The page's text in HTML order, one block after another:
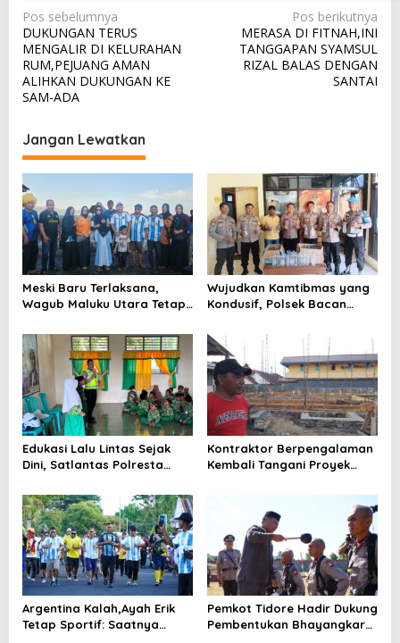
N
a
v
i
a
s
i
p
o
s
Pos sebelumnya
DUKUNGAN TERUS
MENGALIR DI KELURAHAN
RUM,PEJUANG AMAN
ALIHKAN DUKUNGAN KE
SAM-ADA
Pos berikutnya
MERASA DI FITNAH,INI
TANGGAPAN SYAMSUL
RIZAL BALAS DENGAN
SANTAI
Jangan Lewatkan
Meski Baru Terlaksana,
Wagub Maluku Utara Tetap
Pantai Tugulufa
Wujudkan Kamtibmas yang
Kondusif, Polsek Bacan
Peredaran Miras Cap Tikus
Edukasi Lalu Lintas Sejak
Dini, Satlantas Polresta
School_ di MIN 1 Kota
Tidore Kepulauan
Kontraktor Berpengalaman
Kembali Tangani Proyek
Mess Senilai Rp4,76 Miliar
Resmi Dimulai
Argentina Kalah,Ayah Erik
Tetap Sportif: Saatnya
Pemkot Tidore Hadir Dukung
Pembentukan Bhayangkara